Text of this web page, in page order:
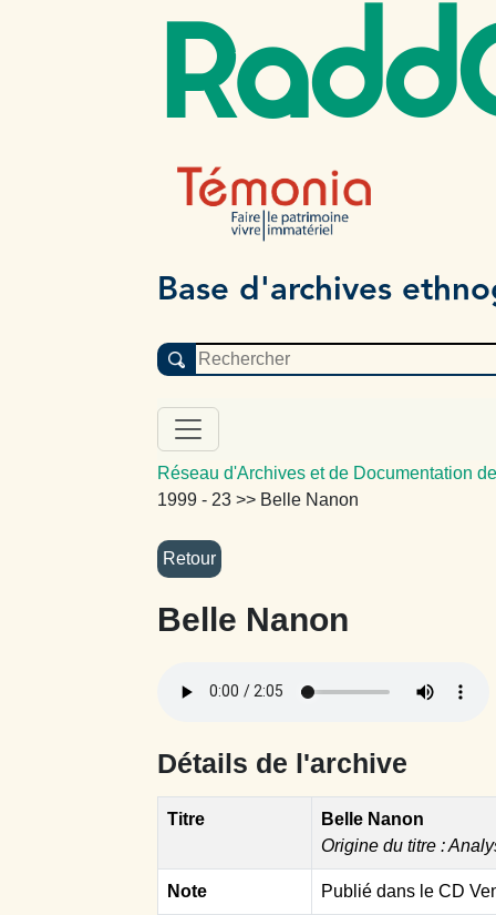
Base d'archives
Réseau d'Archives et de Documentation
1999 - 23 >> Belle Nanon
Belle Nanon
Détails de l'archive
Titre
Belle Nanon
Origine du titre :
Note Publié dans le CD